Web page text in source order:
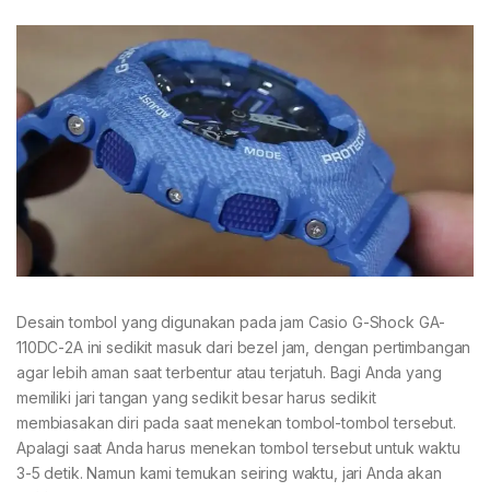
Desain tombol yang digunakan pada jam Casio G-Shock GA-
110DC-2A ini sedikit masuk dari bezel jam, dengan pertimbangan
agar lebih aman saat terbentur atau terjatuh. Bagi Anda yang
memiliki jari tangan yang sedikit besar harus sedikit
membiasakan diri pada saat menekan tombol-tombol tersebut.
Apalagi saat Anda harus menekan tombol tersebut untuk waktu
3-5 detik. Namun kami temukan seiring waktu, jari Anda akan